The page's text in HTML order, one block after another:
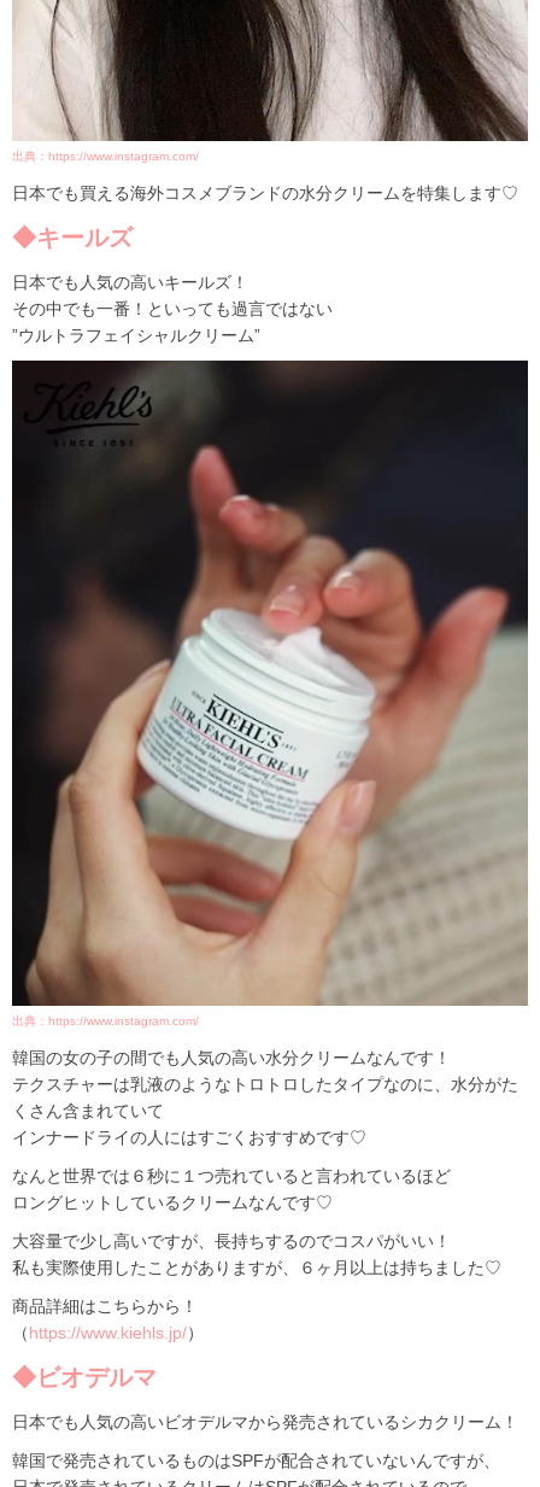
出典：https://www.instagram.com/
日本でも買える海外コスメブランドの水分クリームを特集します♡
◆キールズ
日本でも人気の高いキールズ！
その中でも一番！といっても過言ではない
”ウルトラフェイシャルクリーム”
出典：https://www.instagram.com/
韓国の女の子の間でも人気の高い水分クリームなんです！
テクスチャーは乳液のようなトロトロしたタイプなのに、水分がた
くさん含まれていて
インナードライの人にはすごくおすすめです♡
なんと世界では６秒に１つ売れていると言われているほど
ロングヒットしているクリームなんです♡
大容量で少し高いですが、長持ちするのでコスパがいい！
私も実際使用したことがありますが、６ヶ月以上は持ちました♡
商品詳細はこちらから！
（https://www.kiehls.jp/）
◆ビオデルマ
日本でも人気の高いビオデルマから発売されているシカクリーム！
韓国で発売されているものはSPFが配合されていないんですが、